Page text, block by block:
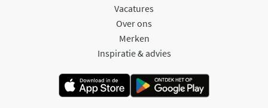
Vacatures
Over ons
Merken
Inspiratie & advies